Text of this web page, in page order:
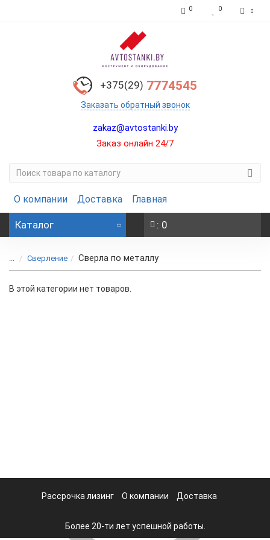
0 0
+375(29) 7774545
Заказать обратный звонок
zakaz@avtostanki.by
Заказ онлайн 24/7
О компании Доставка Главная
Каталог : 0
... Сверление Сверла по металлу
В этой категории нет товаров.
Рассрочка лизинг О компании Доставка
Более 20-ти лет успешной работы.